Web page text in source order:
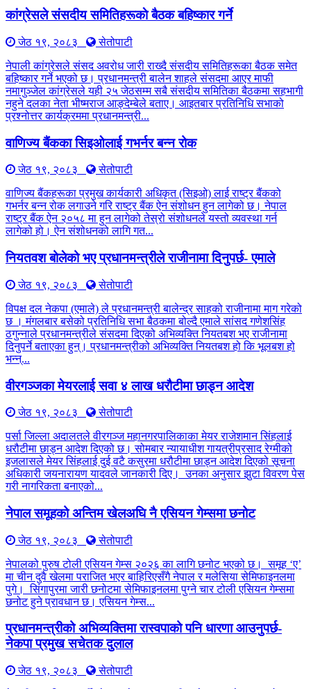
कांग्रेसले संसदीय समितिहरूकाे बैठक बहिष्कार गर्ने
जेठ १९, २०८३
सेतोपाटी
नेपाली कांग्रेसले संसद अवरोध जारी राख्दै संसदीय समितिहरूका बैठक समेत
बहिष्कार गर्ने भएको छ। प्रधानमन्त्री बालेन शाहले संसदमा आएर माफी
नमागुञ्जेल कांग्रेसले यही २५ जेठसम्म सबै संसदीय समितिका बैठकमा सहभागी
नहुने दलका नेता भीष्मराज आङ्देम्बेले बताए। आइतबार प्रतिनिधि सभाको
प्रश्नोत्तर कार्यक्रममा प्रधानमन्त्री...
वाणिज्य बैंकका सिइओलाई गभर्नर बन्न रोक
जेठ १९, २०८३
सेतोपाटी
वाणिज्य बैंकहरूका प्रमुख कार्यकारी अधिकृत (सिइओ) लाई राष्ट्र बैंकको
गभर्नर बन्न रोक लगाउने गरि राष्ट्र बैंक ऐन संशोधन हुन लागेको छ। नेपाल
राष्ट्र बैंक ऐन २०५८ मा हुन लागेको तेस्रो संशोधनले यस्तो व्यवस्था गर्न
लागेको हो। ऐन संशोधनको लागि गत...
नियतवश बोलेको भए प्रधानमन्त्रीले राजीनामा दिनुपर्छ- एमाले
जेठ १९, २०८३
सेतोपाटी
विपक्ष दल नेकपा (एमाले) ले प्रधानमन्त्री बालेन्द्र साहको राजीनामा माग गरेको
छ । मंगलबार बसेको प्रतिनिधि सभा बैठकमा बोल्दै एमाले सांसद गणेशसिंह
ठगुन्नाले प्रधानमन्त्रीले संसदमा दिएको अभिव्यक्ति नियतबश भए राजीनामा
दिनुपर्ने बताएका हुन्। प्रधानमन्त्रीको अभिव्यक्ति नियतबश हो कि भूलबश हो
भन्न्...
वीरगञ्जका मेयरलाई सवा ४ लाख धरौटीमा छाड्न आदेश
जेठ १९, २०८३
सेतोपाटी
पर्सा जिल्ला अदालतले वीरगञ्ज महानगरपालिकाका मेयर राजेशमान सिंहलाई
धरौटीमा छाड्न आदेश दिएको छ। सोमबार न्यायाधीश गायत्रीप्रसाद रेग्मीको
इजलासले मेयर सिंहलाई दुई वटै कसुरमा धरौटीमा छाड्न आदेश दिएको सूचना
अधिकारी जयनारायण यादवले जानकारी दिए। उनका अनुसार झुटा विवरण पेस
गरी नागरिकता बनाएको...
नेपाल समूहको अन्तिम खेलअघि नै एसियन गेम्समा छनोट
जेठ १९, २०८३
सेतोपाटी
नेपालको पुरुष टोली एसियन गेम्स २०२६ का लागि छनोट भएको छ। समूह ‘ए’
मा चीन दुवै खेलमा पराजित भएर बाहिरिएसँगै नेपाल र मलेसिया सेमिफाइनलमा
पुगे। सिंगापुरमा जारी छनोटमा सेमिफाइनलमा पुग्ने चार टोली एसियन गेम्समा
छनोट हुने प्रावधान छ। एसियन गेम्स...
प्रधानमन्त्रीको अभिव्यक्तिमा रास्वपाको पनि धारणा आउनुपर्छ-
नेकपा प्रमुख सचेतक दुलाल
जेठ १९, २०८३
सेतोपाटी